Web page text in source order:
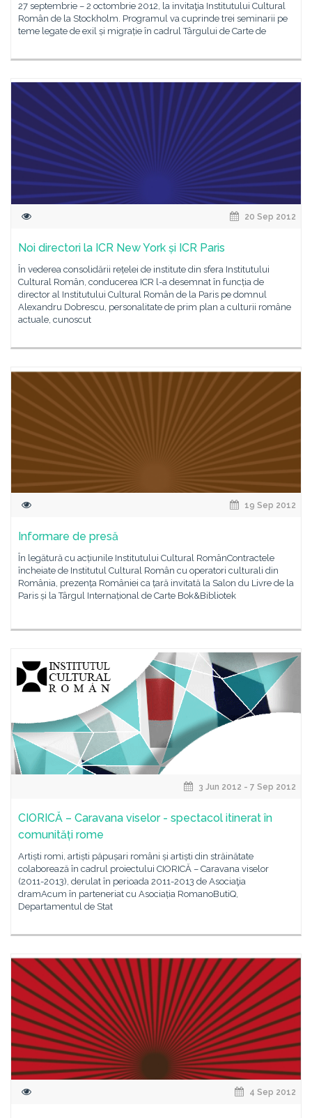
27 septembrie – 2 octombrie 2012, la invitaţia Institutului Cultural
Român de la Stockholm. Programul va cuprinde trei seminarii pe
teme legate de exil și migrație în cadrul Târgului de Carte de
20 Sep 2012
Noi directori la ICR New York și ICR Paris
În vederea consolidării rețelei de institute din sfera Institutului
Cultural Român, conducerea ICR l-a desemnat în funcția de
director al Institutului Cultural Român de la Paris pe domnul
Alexandru Dobrescu, personalitate de prim plan a culturii române
actuale, cunoscut
19 Sep 2012
Informare de presă
În legătură cu acțiunile Institutului Cultural RomânContractele
încheiate de Institutul Cultural Român cu operatori culturali din
România, prezența României ca țară invitată la Salon du Livre de la
Paris și la Târgul Internațional de Carte Bok&Bibliotek
3 Jun 2012 - 7 Sep 2012
CIORICĂ – Caravana viselor - spectacol itinerat în
comunități rome
Artiști romi, artiști păpușari români și artiști din străinătate
colaborează în cadrul proiectului CIORICĂ – Caravana viselor
(2011-2013), derulat în perioada 2011-2013 de Asociaţia
dramAcum în parteneriat cu Asociația RomanoButiQ,
Departamentul de Stat
4 Sep 2012